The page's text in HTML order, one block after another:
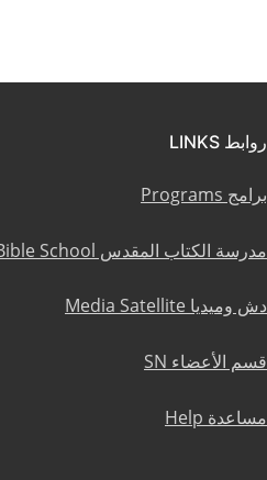
روابط LINKS
برامج Programs
مدرسة الكتاب المقدس Bible School
دش وميديا Media Satellite
قسم الأعضاء SN
مساعدة Help